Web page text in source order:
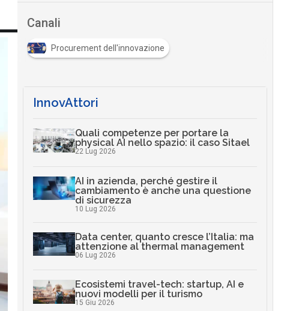
Canali
Procurement dell'innovazione
InnovAttori
Quali competenze per portare la
physical AI nello spazio: il caso Sitael
22 Lug 2026
AI in azienda, perché gestire il
cambiamento è anche una questione
di sicurezza
10 Lug 2026
Data center, quanto cresce l’Italia: ma
attenzione al thermal management
06 Lug 2026
Ecosistemi travel-tech: startup, AI e
nuovi modelli per il turismo
15 Giu 2026